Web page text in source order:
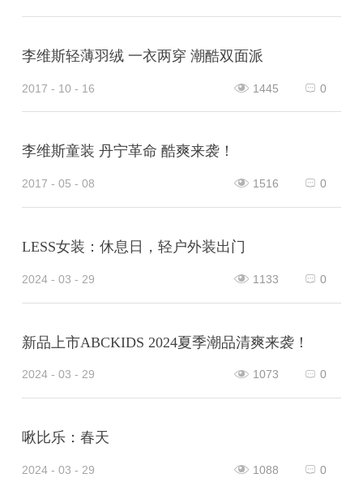
李维斯轻薄羽绒 一衣两穿 潮酷双面派
2017 - 10 - 16 0
1445
李维斯童装 丹宁革命 酷爽来袭！
2017 - 05 - 08 0
1516
LESS女装：休息日，轻户外装出门
2024 - 03 - 29 0
1133
新品上市ABCKIDS 2024夏季潮品清爽来袭！
2024 - 03 - 29 0
1073
啾比乐：春天
2024 - 03 - 29 0
1088